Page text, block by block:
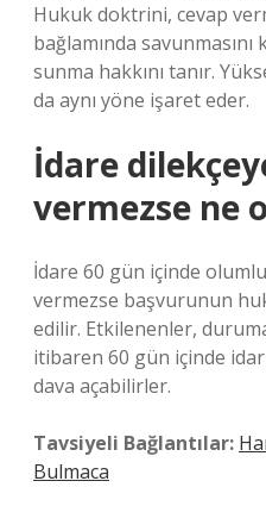
Hukuk doktrini, cevap
bağlamında
sunma hakkını tanır.
da aynı yöne işaret eder.
İdare
vermezse ne
İdare 60 gün içinde
vermezse başvurunun
edilir. Etkilenenler,
itibaren 60 gün içinde
dava açabilirler.
Tavsiyeli Bağlantılar:
Bulmaca